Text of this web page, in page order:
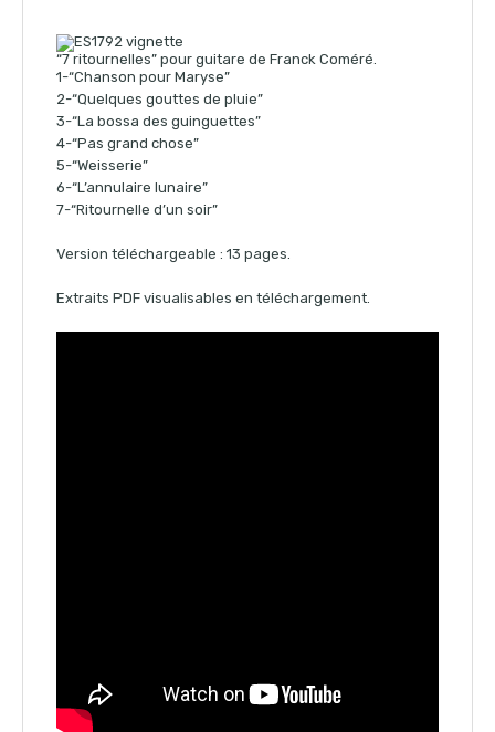
“7 ritournelles” pour guitare de Franck Coméré.
1-“Chanson pour Maryse”
2-“Quelques gouttes de pluie”
3-“La bossa des guinguettes”
4-“Pas grand chose”
5-“Weisserie”
6-“L’annulaire lunaire”
7-“Ritournelle d’un soir”
Version téléchargeable : 13 pages.
Extraits PDF visualisables en téléchargement.